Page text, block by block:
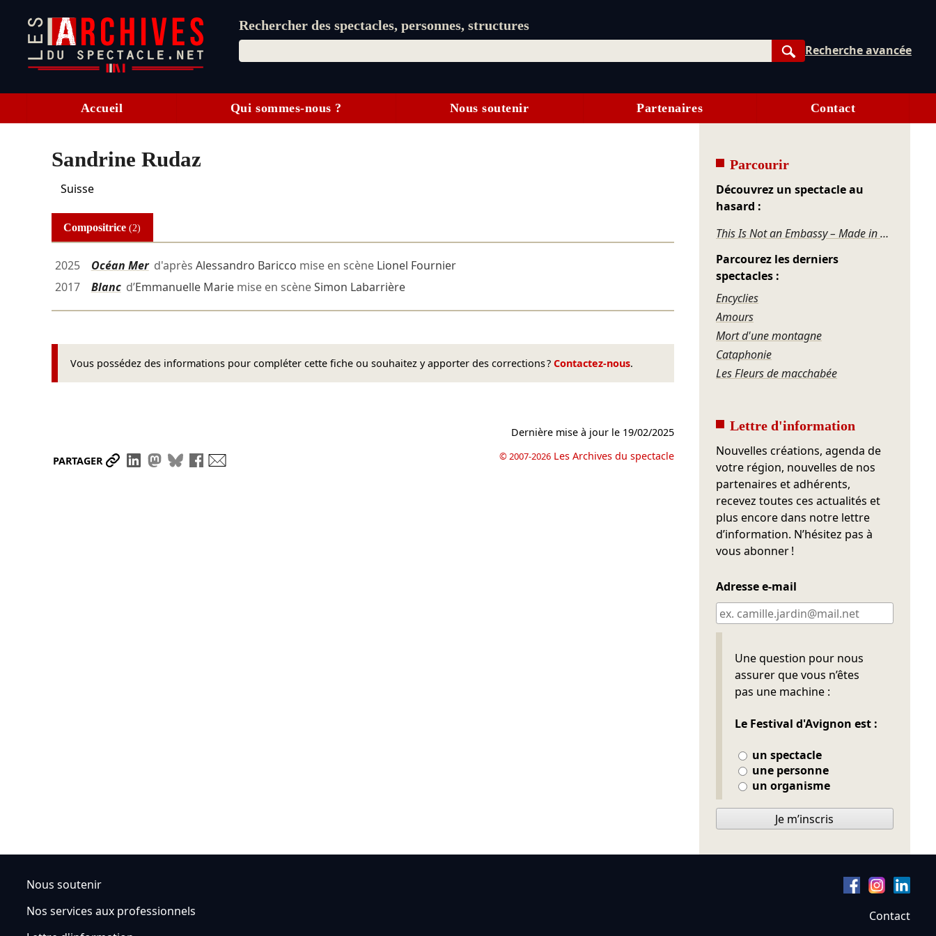
Rechercher des spectacles, personnes, structures
Rechercher
Recherche avancée
Accueil Qui sommes-nous ? Nous soutenir Partenaires Contact
Sandrine Rudaz
Suisse
Compositrice(2)
2025 Océan Merd'après Alessandro Baricco mise en scène Lionel Fournier
2017
Blancd’Emmanuelle Mariemise en scèneSimon Labarrière
Vous possédez des informations pour compléter cette fiche ou souhaitez y apporter des corrections ? Contactez-nous.
PARTAGER Partager le lien
Partager sur LinkedIn
Partager sur Mastodon
Partager sur Bluesky
Partager sur Facebook
Dernière mise à jour le 19/02/2025
© 2007-2026 Les Archives du spectacle
Parcourir
Découvrez un spectacle au
hasard :
This Is Not an Embassy – Made in Taiwan
Parcourez les derniers
spectacles :
Encyclies
Amours
Mort d'une montagne
Cataphonie
Les Fleurs de macchabée
Lettre d'information
Nouvelles créations, agenda de
votre région, nouvelles de nos
partenaires et adhérents,
recevez toutes ces actualités et
plus encore dans notre lettre
d’information. N’hésitez pas à
vous abonner !
Adresse e-mail
Une question pour nous
assurer que vous n’êtes
pas une machine :
Le Festival d'Avignon est :
un spectacle
une personne
un organisme
Ne pas remplir
Je m’inscris
Nous soutenir
Nos services aux professionnels
Contact